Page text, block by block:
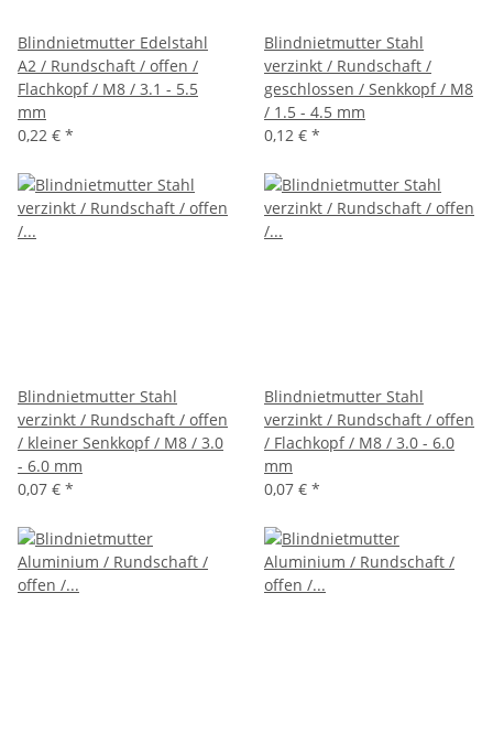
Blindnietmutter Edelstahl
A2 / Rundschaft / offen /
Flachkopf / M8 / 3.1 - 5.5
mm
0,22 € *
Blindnietmutter Stahl
verzinkt / Rundschaft /
geschlossen / Senkkopf / M8
/ 1.5 - 4.5 mm
0,12 € *
Blindnietmutter Stahl
verzinkt / Rundschaft / offen
/ kleiner Senkkopf / M8 / 3.0
- 6.0 mm
0,07 € *
Blindnietmutter Stahl
verzinkt / Rundschaft / offen
/ Flachkopf / M8 / 3.0 - 6.0
mm
0,07 € *